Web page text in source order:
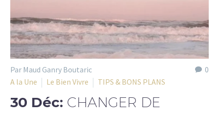
0
Par Maud Ganry Boutaric
A la Une
Le Bien Vivre TIPS & BONS PLANS
30 Déc: CHANGER DE